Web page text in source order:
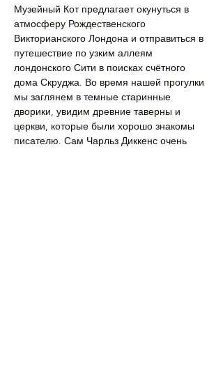
Музейный Кот предлагает окунуться в
атмосферу Рождественского
Викторианского Лондона и отправиться в
путешествие по узким аллеям
лондонского Сити в поисках счётного
дома Скруджа. Во время нашей прогулки
мы заглянем в темные старинные
дворики, увидим древние таверны и
церкви, которые были хорошо знакомы
писателю. Сам Чарльз Диккенс очень